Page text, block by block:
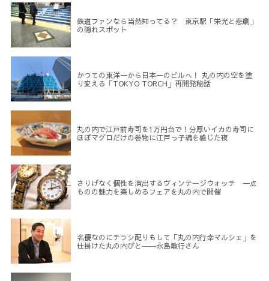
鉄道ファンなら当然知ってる？ 東京駅「栄光と悲劇」
の隠れスポット
かつての東洋一から日本一のビルへ！ 丸の内の空を塗
り変える「TOKYO TORCH」再開発秘話
丸の内で江戸前寿司を1万円台で！分厚いイカの寿司に
ほぼマグロだけの巻物に江戸っ子魂を感じた夜
さりげなく個性を演出するヴィンテージウォッチ 一点
ものの魅力を楽しめるフェアを丸の内で開催
名優なのにチラシ配りもして「丸の内行幸マルシェ」を
仕掛けた丸の内びと――永島敏行さん